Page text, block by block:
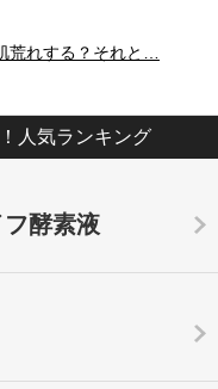
荒れする？それと…
人気ランキング
酵素液